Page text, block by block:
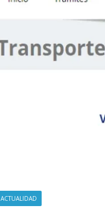
ACTUALIDAD